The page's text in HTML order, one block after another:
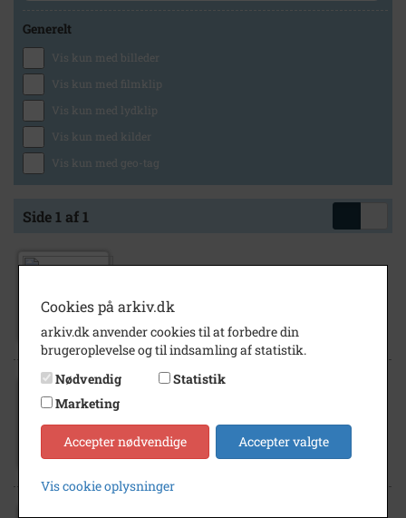
Generelt
Vis kun med billeder
Vis kun med filmklip
Vis kun med lydklip
Vis kun med kilder
Vis kun med geo-tag
Side 1 af 1
A
A
Cookies på arkiv.dk
arkiv.dk anvender cookies til at forbedre din
brugeroplevelse og til indsamling af statistik.
Nødvendig
Statistik
Marketing
Accepter nødvendige Accepter valgte
Vis cookie oplysninger